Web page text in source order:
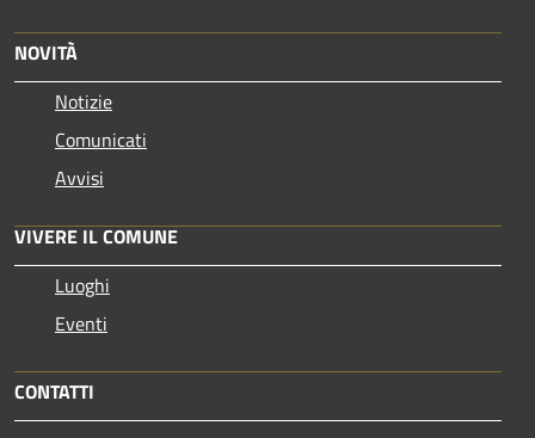
NOVITÀ
Notizie
Comunicati
Avvisi
VIVERE IL COMUNE
Luoghi
Eventi
CONTATTI